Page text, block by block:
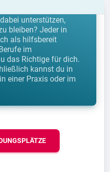
unterstützen,
bleiben? Jeder in
als hilfsbereit
im
das Richtige für dich.
kannst du in
einer Praxis oder im